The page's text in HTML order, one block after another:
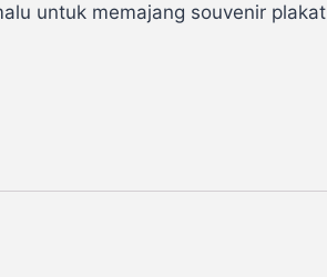
untuk memajang souvenir plakat